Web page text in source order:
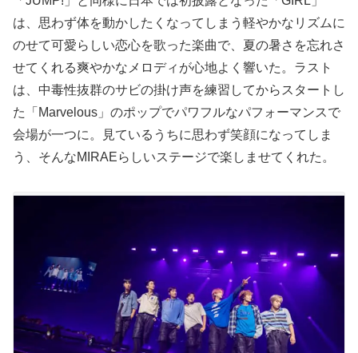
は、思わず体を動かしたくなってしまう軽やかなリズムに
のせて可愛らしい恋心を歌った楽曲で、夏の暑さを忘れさ
せてくれる爽やかなメロディが心地よく響いた。ラスト
は、中毒性抜群のサビの掛け声を練習してからスタートし
た「Marvelous」のポップでパワフルなパフォーマンスで
会場が一つに。見ているうちに思わず笑顔になってしま
う、そんなMIRAEらしいステージで楽しませてくれた。